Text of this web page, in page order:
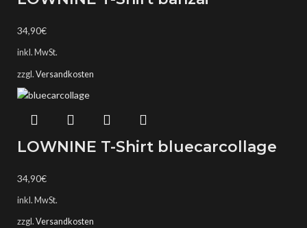
34,90€
inkl. MwSt.
zzgl. Versandkosten
LOWNINE T-Shirt bluecarcollage
34,90€
inkl. MwSt.
zzgl. Versandkosten